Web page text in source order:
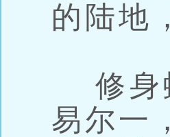
的陆地
修身
易尔一